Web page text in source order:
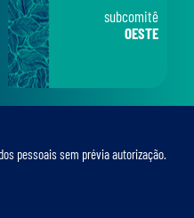
subcomitê
OESTE
pessoais sem prévia autorização.